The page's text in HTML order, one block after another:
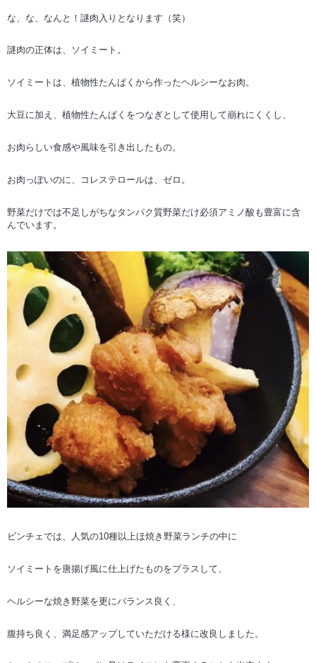
な、な、なんと！謎肉入りとなります（笑）
謎肉の正体は、ソイミート。
ソイミートは、植物性たんぱくから作ったヘルシーなお肉。
大豆に加え、植物性たんぱくをつなぎとして使用して崩れにくくし、
お肉らしい食感や風味を引き出したもの。
お肉っぽいのに、コレステロールは、ゼロ。
野菜だけでは不足しがちなタンパク質野菜だけ必須アミノ酸も豊富に含
んでいます。
ビンチェでは、人気の10種以上ほ焼き野菜ランチの中に
ソイミートを唐揚げ風に仕上げたものをプラスして、
ヘルシーな焼き野菜を更にバランス良く、
腹持ち良く、満足感アップしていただける様に改良しました。